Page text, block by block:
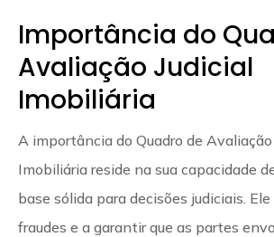
Importância do
Avaliação Judicial
Imobiliária
A importância do Quadro de Avaliação
Imobiliária reside na sua capacidade
base sólida para decisões judiciais.
fraudes e a garantir que as partes